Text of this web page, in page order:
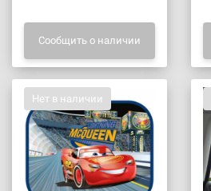
Сообщить о наличии
Нет в наличии